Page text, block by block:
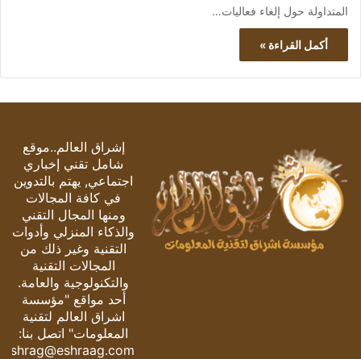
المتداولة حول إلغاء فعاليات…
أكمل القراءة »
إشراق العالم..موقع
شامل تقني إخباري
اجتماعي, يهتم بالتدوين
في كافة المجالات
ومنها المجال التقني
والذكاء المنزلي وأدوات
التقنية وغير ذلك من
المجالات التقنية
والتكنولوجية والعامة.
أحد مواقع "مؤسسة
اشراق العالم لتقنية
المعلومات" اتصل بنا:
eshrag@eshraag.com